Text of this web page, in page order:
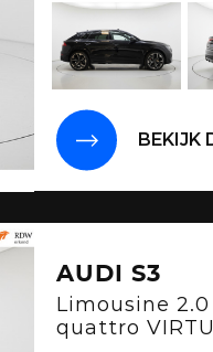
BEKIJK
AUDI S3
Limousine 2.0
quattro